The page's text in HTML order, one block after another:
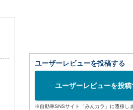
ユーザーレビューを投稿する
ユーザーレビューを投稿
※自動車SNSサイト「みんカラ」に遷移しま